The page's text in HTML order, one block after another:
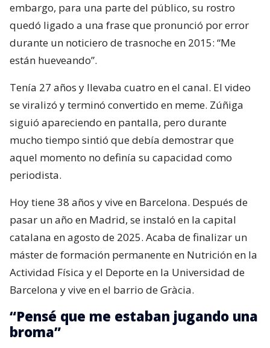
embargo, para una parte del público, su rostro
quedó ligado a una frase que pronunció por error
durante un noticiero de trasnoche en 2015: “Me
están hueveando”.
Tenía 27 años y llevaba cuatro en el canal. El video
se viralizó y terminó convertido en meme. Zúñiga
siguió apareciendo en pantalla, pero durante
mucho tiempo sintió que debía demostrar que
aquel momento no definía su capacidad como
periodista.
Hoy tiene 38 años y vive en Barcelona. Después de
pasar un año en Madrid, se instaló en la capital
catalana en agosto de 2025. Acaba de finalizar un
máster de formación permanente en Nutrición en la
Actividad Física y el Deporte en la Universidad de
Barcelona y vive en el barrio de Gràcia.
“Pensé que me estaban jugando una
broma”